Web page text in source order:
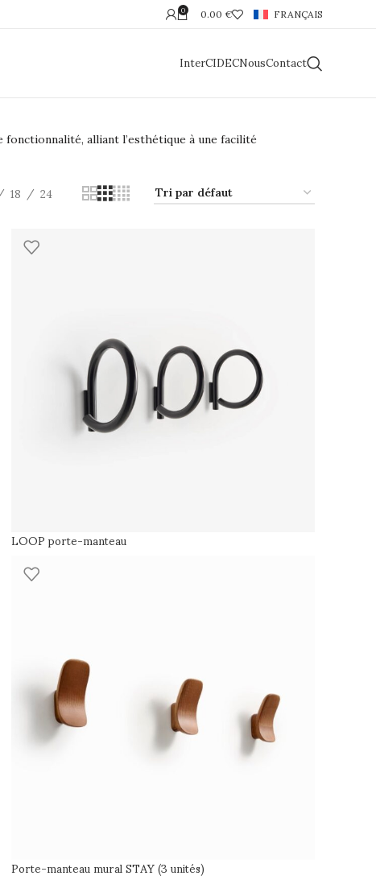
0 0.00 € FRANÇAIS
InterCIDECNousContact
fonctionnalité, alliant l’esthétique à une facilité
18 24
LOOP porte-manteau
Porte-manteau mural STAY (3 unités)